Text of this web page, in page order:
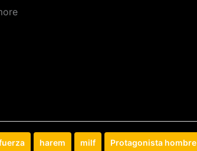
harem milf Protagonista hombre